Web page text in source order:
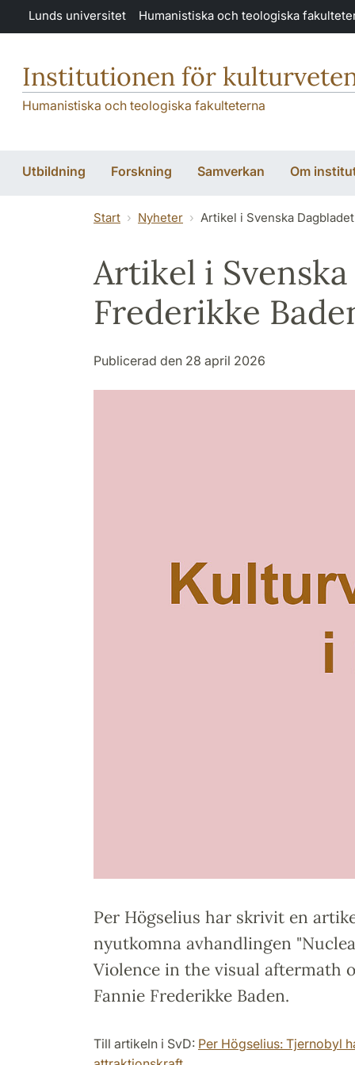
Hoppa till huvudinnehåll
Lunds universitet Humanistiska och teologiska
Institutionen för
Humanistiska och teologiska fakulteterna
Utbildning Forskning Samverkan Om
Start Nyheter Artikel i Svenska
Artikel i
Frederikke
Publicerad den 28 april 2026
Per Högselius har skrivit en
nyutkomna avhandlingen
Violence in the visual aftermath
Fannie Frederikke Baden.
Till artikeln i SvD: Per Högselius: Tjernobyl